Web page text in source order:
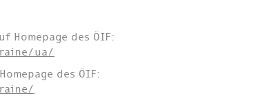
Homepage des ÖIF:
ua/
des ÖIF: